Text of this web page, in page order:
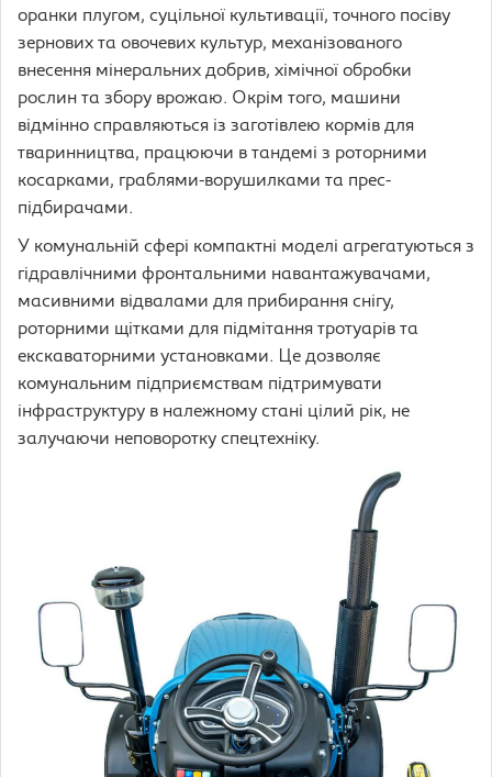
оранки плугом, суцільної культивації, точного посіву
зернових та овочевих культур, механізованого
внесення мінеральних добрив, хімічної обробки
рослин та збору врожаю. Окрім того, машини
відмінно справляються із заготівлею кормів для
тваринництва, працюючи в тандемі з роторними
косарками, граблями-ворушилками та прес-
підбирачами.
У комунальній сфері компактні моделі агрегатуються з
гідравлічними фронтальними навантажувачами,
масивними відвалами для прибирання снігу,
роторними щітками для підмітання тротуарів та
екскаваторними установками. Це дозволяє
комунальним підприємствам підтримувати
інфраструктуру в належному стані цілий рік, не
залучаючи неповоротку спецтехніку.